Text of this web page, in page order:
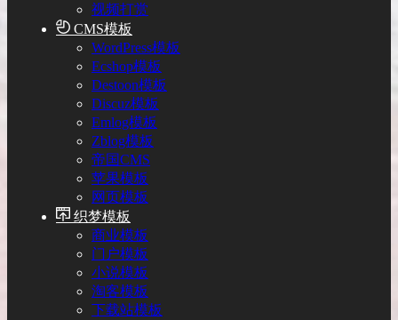
视频打赏
CMS模板
WordPress模板
Ecshop模板
Destoon模板
Discuz模板
Emlog模板
Zblog模板
帝国CMS
苹果模板
网页模板
织梦模板
商业模板
门户模板
小说模板
淘客模板
下载站模板